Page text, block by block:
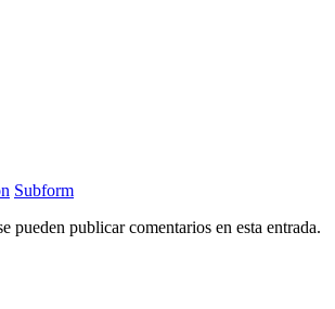
Subform
pueden publicar comentarios en esta entrada.